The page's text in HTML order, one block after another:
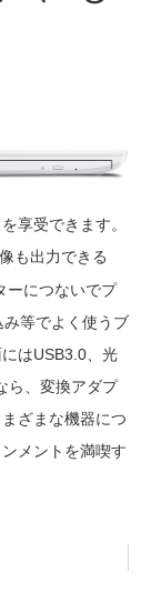
享受できます。
も出力できる
ーにつないでプ
等でよく使うブ
はUSB3.0、光
ら、変換アダプ
ざまな機器につ
メントを満喫す